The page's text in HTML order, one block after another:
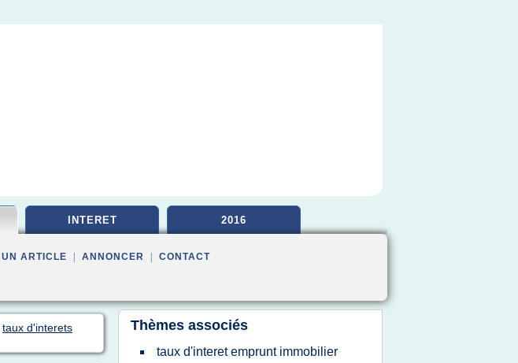
INTERET 2016
UN ARTICLE ANNONCER CONTACT
taux d'interets
Thèmes associés
taux d'interet emprunt immobilier